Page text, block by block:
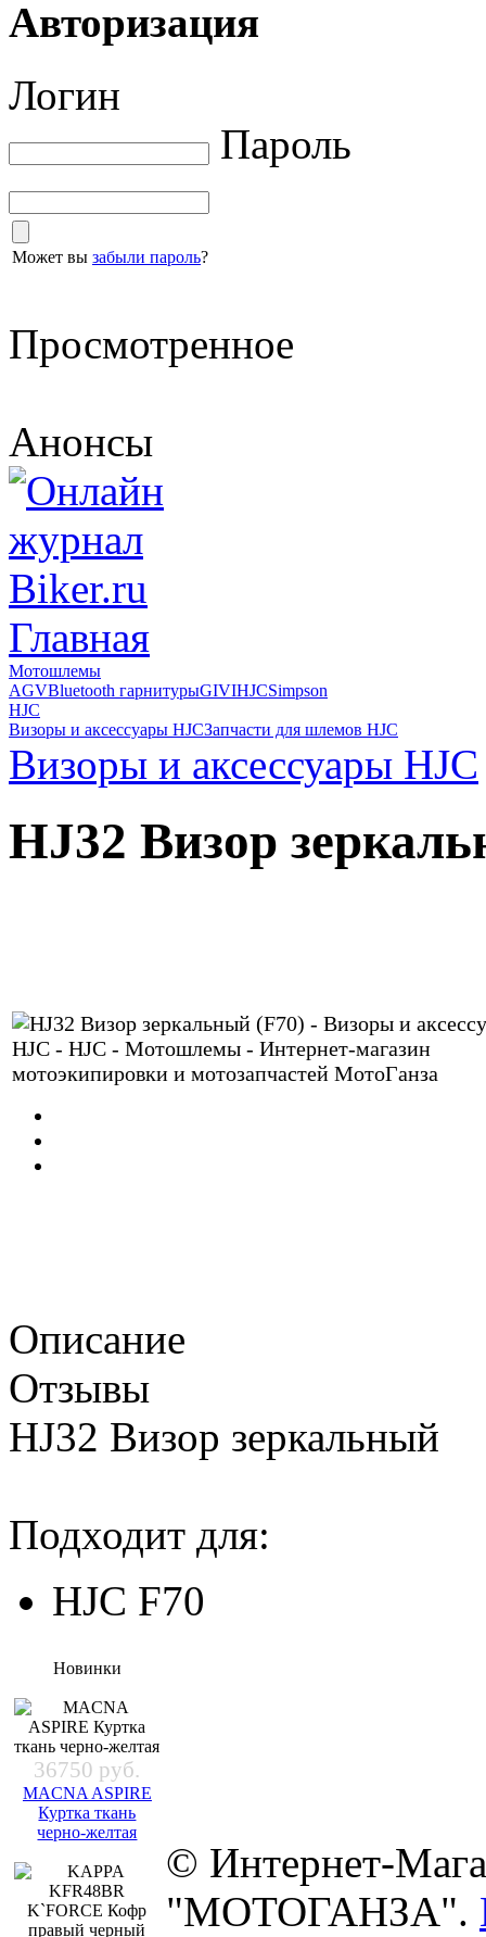
Авторизация
Логин
Пароль
Может вы забыли пароль?
Просмотренное
Анонсы
Главная
Мотошлемы
AGVBluetooth гарнитурыGIVIHJCSimpson
HJC
Визоры и аксессуары HJCЗапчасти для шлемов HJC
Визоры и аксессуары HJC
HJ32 Визор
Описание
Отзывы
HJ32 Визор зеркальный
Подходит для:
HJC F70
Новинки
36750 руб.
MACNA ASPIRE
Куртка ткань
черно-желтая
© Интернет-
"МОТОГАНЗА".